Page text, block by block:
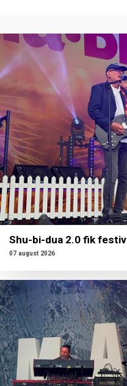
Shu-bi-dua 2.0 fik
07 august 2026